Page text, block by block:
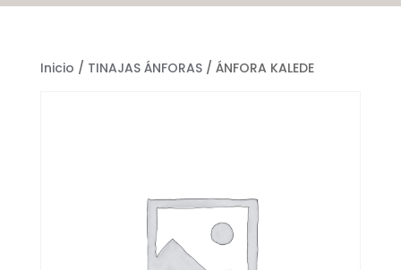
Inicio / TINAJAS ÁNFORAS/ ÁNFORA KALEDE